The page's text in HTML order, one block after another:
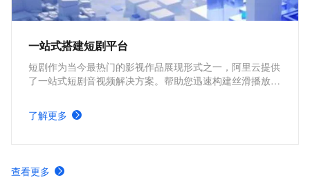
一站式搭建短剧平台
短剧作为当今最热门的影视作品展现形式之一，阿里云提供
了一站式短剧音视频解决方案。帮助您迅速构建丝滑播放体
能生产的短剧平台。
了解更多
查看更多